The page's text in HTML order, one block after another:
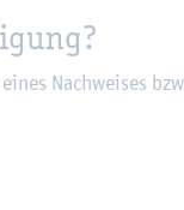
Nach­wei­ses